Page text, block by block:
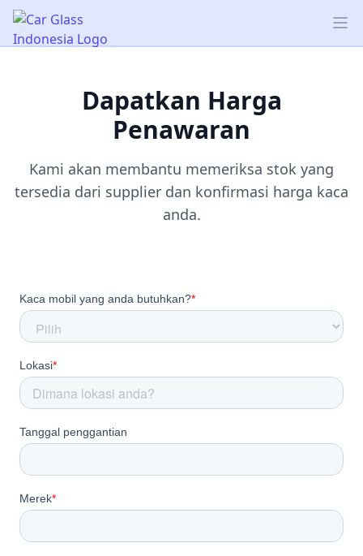
Car Glass Indonesia
Dapatkan Harga
Penawaran
Kami akan membantu memeriksa stok yang
tersedia dari supplier dan konfirmasi harga kaca
anda.